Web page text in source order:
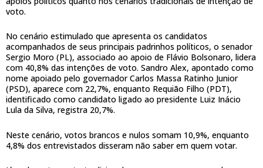
voto.
No cenário estimulado que apresenta os candidatos
acompanhados de seus principais padrinhos políticos, o senador
Sergio Moro (PL), associado ao apoio de Flávio Bolsonaro, lidera
com 40,8% das intenções de voto. Sandro Alex, apontado como
nome apoiado pelo governador Carlos Massa Ratinho Junior
(PSD), aparece com 22,7%, enquanto Requião Filho (PDT),
identificado como candidato ligado ao presidente Luiz Inácio
Lula da Silva, registra 20,7%.
Neste cenário, votos brancos e nulos somam 10,9%, enquanto
4,8% dos entrevistados disseram não saber em quem votar.